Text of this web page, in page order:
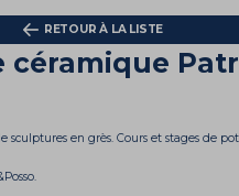
RETOUR À LA LISTE
céramique
sculptures en grès. Cours et stages de